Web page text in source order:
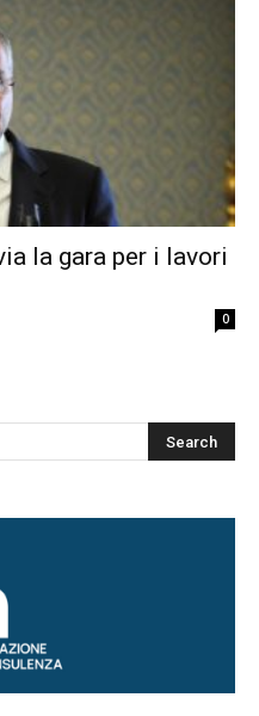
la gara per i lavori
0